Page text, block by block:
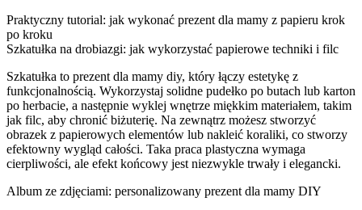
Praktyczny tutorial: jak wykonać prezent dla mamy z papieru krok
po kroku
Szkatułka na drobiazgi: jak wykorzystać papierowe techniki i filc
Szkatułka to prezent dla mamy diy, który łączy estetykę z
funkcjonalnością. Wykorzystaj solidne pudełko po butach lub karton
po herbacie, a następnie wyklej wnętrze miękkim materiałem, takim
jak filc, aby chronić biżuterię. Na zewnątrz możesz stworzyć
obrazek z papierowych elementów lub nakleić koraliki, co stworzy
efektowny wygląd całości. Taka praca plastyczna wymaga
cierpliwości, ale efekt końcowy jest niezwykle trwały i elegancki.
Album ze zdjęciami: personalizowany prezent dla mamy DIY